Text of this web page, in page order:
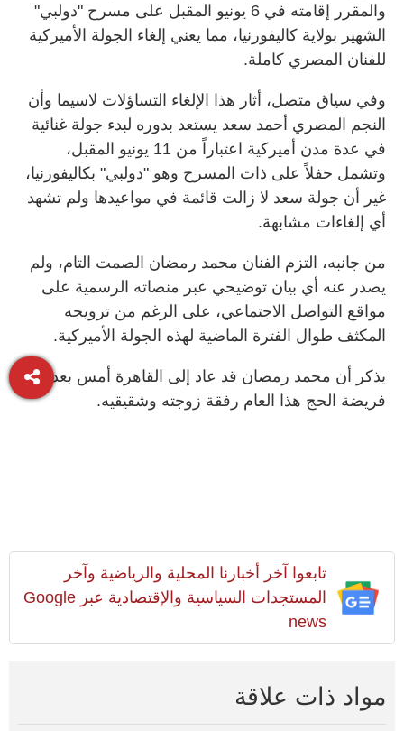
والمقرر إقامته في 6 يونيو المقبل على مسرح "دولبي"
الشهير بولاية كاليفورنيا، مما يعني إلغاء الجولة الأميركية
للفنان المصري كاملة.
وفي سياق متصل، أثار هذا الإلغاء التساؤلات لاسيما وأن
النجم المصري أحمد سعد يستعد بدوره لبدء جولة غنائية
في عدة مدن أميركية اعتباراً من 11 يونيو المقبل،
وتشمل حفلاً على ذات المسرح وهو "دولبي" بكاليفورنيا،
غير أن جولة سعد لا زالت قائمة في مواعيدها ولم تشهد
أي إلغاءات مشابهة.
من جانبه، التزم الفنان محمد رمضان الصمت التام، ولم
يصدر عنه أي بيان توضيحي عبر منصاته الرسمية على
مواقع التواصل الاجتماعي، على الرغم من ترويجه
المكثف طوال الفترة الماضية لهذه الجولة الأميركية.
يذكر أن محمد رمضان قد عاد إلى القاهرة أمس بعد أداء
فريضة الحج هذا العام رفقة زوجته وشقيقيه.
تابعوا آخر أخبارنا المحلية والرياضية وآخر
المستجدات السياسية والإقتصادية عبر Google
news
مواد ذات علاقة